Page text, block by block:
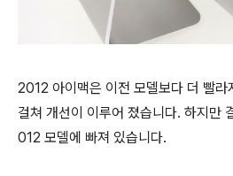
2012 아이맥은 이전 모델보다 더 빨라
걸쳐 개선이 이루어 졌습니다. 하지만
012 모델에 빠져 있습니다.